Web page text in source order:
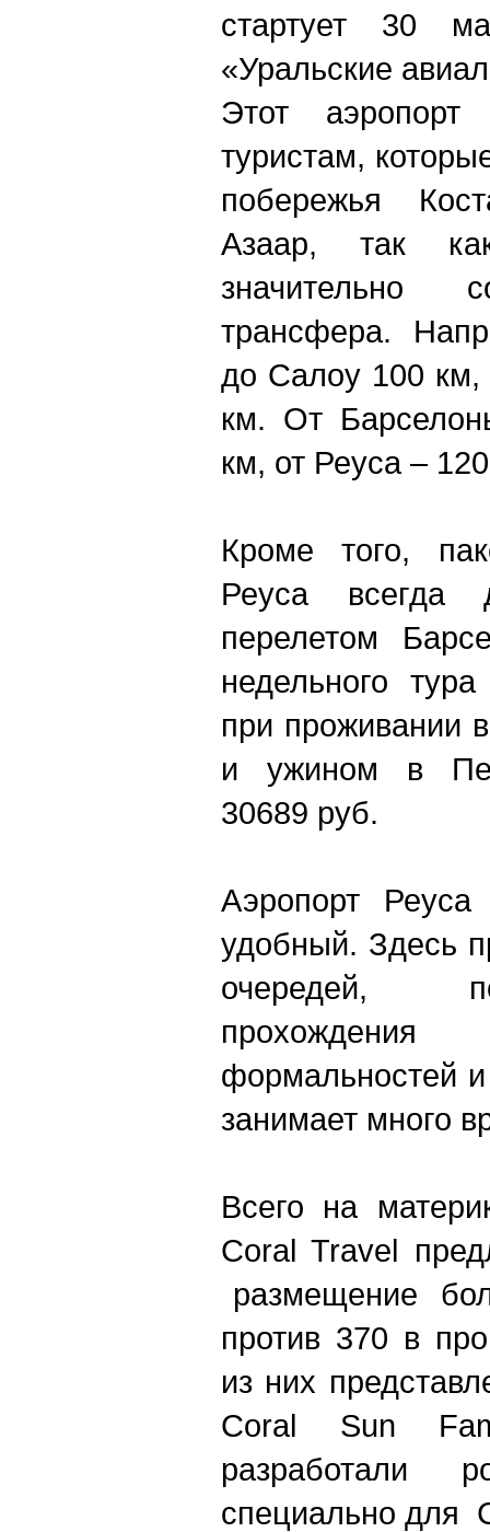
стартует 30
«Уральские
Этот аэропорт
туристам,
побережья
Азаар, так
значительно
трансфера.
до Салоу 100 км,
км. От
км, от Реуса –
Кроме того,
Реуса
перелетом
недельного
при проживании
и ужином в
30689 руб.
Аэропорт
удобный. Здесь
очередей,
формальностей
занимает много
Всего на
Coral Travel
размещение
против 370 в
из них
Coral Sun
разработали
специально для